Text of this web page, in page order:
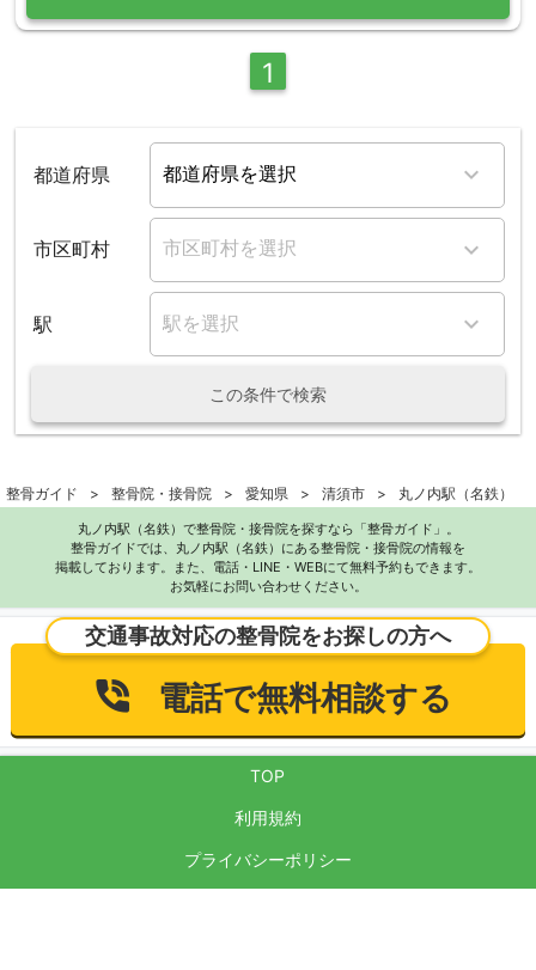
1
都道府県
市区町村
駅
この条件で検索
整骨ガイド 整骨院・接骨院 愛知県 清須市 丸ノ内駅（名鉄）
丸ノ内駅（名鉄）で整骨院・接骨院を探すなら「整骨ガイド」。
整骨ガイドでは、丸ノ内駅（名鉄）にある整骨院・接骨院の情報を
掲載しております。また、電話・LINE・WEBにて無料予約もできます。
お気軽にお問い合わせください。
交通事故対応の整骨院をお探しの方へ
電話で無料相談する
TOP
利用規約
プライバシーポリシー